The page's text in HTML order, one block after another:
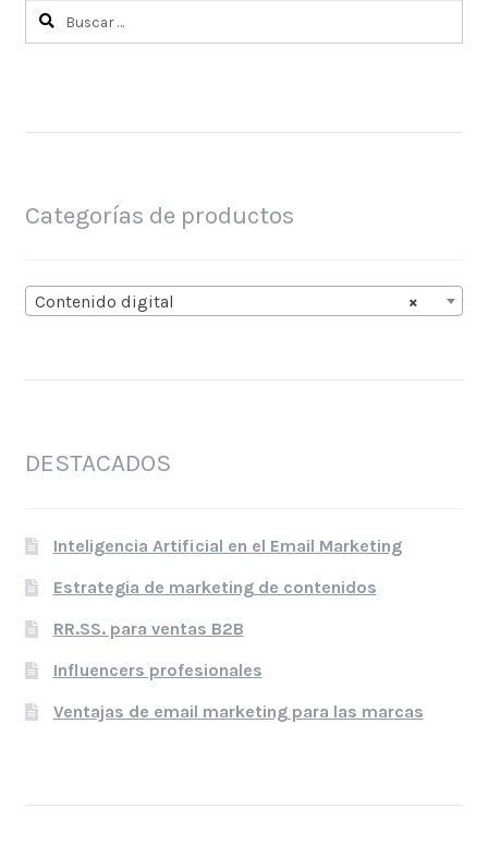
Buscar:
Categorías de productos
×
Contenido digital
DESTACADOS
Inteligencia Artificial en el Email Marketing
Estrategia de marketing de contenidos
RR.SS. para ventas B2B
Influencers profesionales
Ventajas de email marketing para las marcas